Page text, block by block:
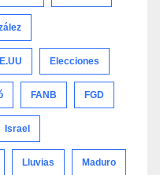
Elecciones
FANB FGD
Israel
Lluvias Maduro